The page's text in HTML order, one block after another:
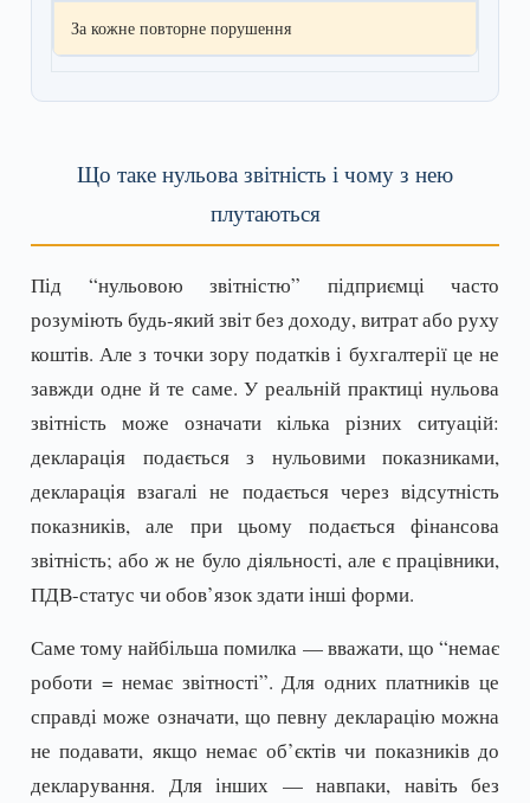
За кожне повторне порушення
Що таке нульова звітність і чому з нею
плутаються
Під “нульовою звітністю” підприємці часто
розуміють будь-який звіт без доходу, витрат або руху
коштів. Але з точки зору податків і бухгалтерії це не
завжди одне й те саме. У реальній практиці нульова
звітність може означати кілька різних ситуацій:
декларація подається з нульовими показниками,
декларація взагалі не подається через відсутність
показників, але при цьому подається фінансова
звітність; або ж не було діяльності, але є працівники,
ПДВ-статус чи обов’язок здати інші форми.
Саме тому найбільша помилка — вважати, що “немає
роботи = немає звітності”. Для одних платників це
справді може означати, що певну декларацію можна
не подавати, якщо немає об’єктів чи показників до
декларування. Для інших — навпаки, навіть без